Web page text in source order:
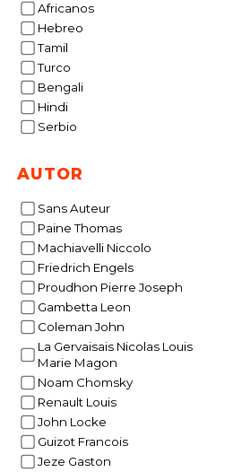
Africanos
Hebreo
Tamil
Turco
Bengali
Hindi
Serbio
AUTOR
Sans Auteur
Paine Thomas
Machiavelli Niccolo
Friedrich Engels
Proudhon Pierre Joseph
Gambetta Leon
Coleman John
La Gervaisais Nicolas Louis
Marie Magon
Noam Chomsky
Renault Louis
John Locke
Guizot Francois
Jeze Gaston